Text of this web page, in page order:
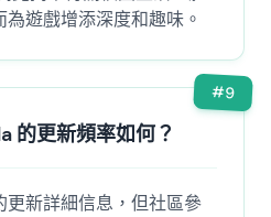
遊戲增添深度和趣味。
#9
的更新頻率如何？
更新詳細信息，但社區參